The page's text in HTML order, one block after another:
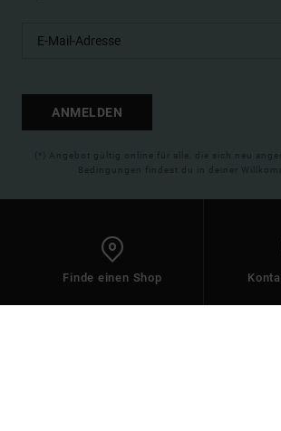
ANMELDEN
(*) Angebot gültig online für alle, die sich neu
Bedingungen findest du in deiner
Finde einen Shop